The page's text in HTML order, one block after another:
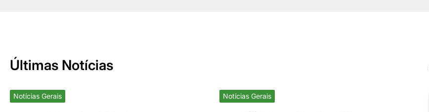
Últimas Notícias
Notícias Gerais Notícias Gerais